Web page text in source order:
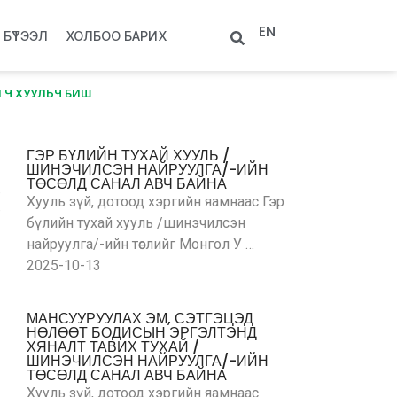
БҮТЭЭЛ ХОЛБОО БАРИХ EN
Ч ХУУЛЬЧ БИШ
ГЭР БҮЛИЙН ТУХАЙ ХУУЛЬ /
ШИНЭЧИЛСЭН НАЙРУУЛГА/-ИЙН
ТӨСӨЛД САНАЛ АВЧ БАЙНА
Хууль зүй, дотоод хэргийн яамнаас Гэр
бүлийн тухай хууль /шинэчилсэн
найруулга/-ийн төслийг Монгол У …
2025-10-13
МАНСУУРУУЛАХ ЭМ, СЭТГЭЦЭД
НӨЛӨӨТ БОДИСЫН ЭРГЭЛТЭНД
ХЯНАЛТ ТАВИХ ТУХАЙ /
ШИНЭЧИЛСЭН НАЙРУУЛГА/-ИЙН
ТӨСӨЛД САНАЛ АВЧ БАЙНА
Хууль зүй, дотоод хэргийн яамнаас